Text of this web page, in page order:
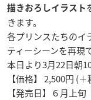
描きおろしイラスト
きます。
各プリンスたちのイ
ティーシーンを再現
本日より3月22日朝
【価格】 2,500円 (＋
【発売日】６月上旬